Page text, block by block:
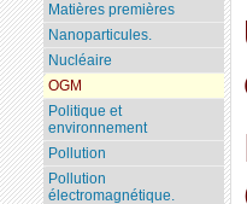
Matières premières
Nanoparticules.
Nucléaire
OGM
Politique et
environnement
Pollution
Pollution
électromagnétique.